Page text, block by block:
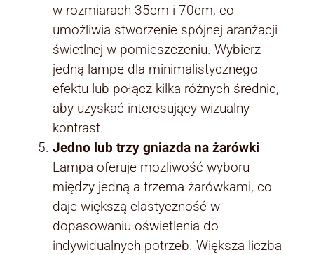
w rozmiarach 35cm i 70cm, co
umożliwia stworzenie spójnej aranżacji
świetlnej w pomieszczeniu. Wybierz
jedną lampę dla minimalistycznego
efektu lub połącz kilka różnych średnic,
aby uzyskać interesujący wizualny
kontrast.
Jedno lub trzy gniazda na żarówki
Lampa oferuje możliwość wyboru
między jedną a trzema żarówkami, co
daje większą elastyczność w
dopasowaniu oświetlenia do
indywidualnych potrzeb. Większa liczba